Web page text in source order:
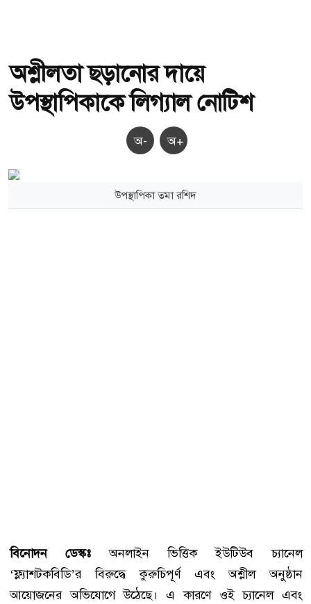
অশ্লীলতা ছড়ানোর দায়ে
উপস্থাপিকাকে লিগ্যাল নোটিশ
অ- অ+
উপস্থাপিকা তমা রশিদ
বিনোদন ডেস্কঃ অনলাইন ভিত্তিক ইউটিউব চ্যানেল
‘ফ্ল্যাশটকবিডি’র বিরুদ্ধে কুরুচিপূর্ণ এবং অশ্লীল অনুষ্ঠান
আয়োজনের অভিযোগে উঠেছে। এ কারণে ওই চ্যানেল এবং